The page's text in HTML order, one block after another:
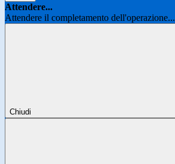
Attendere...
Attendere il completamento dell'operazione...
Chiudi